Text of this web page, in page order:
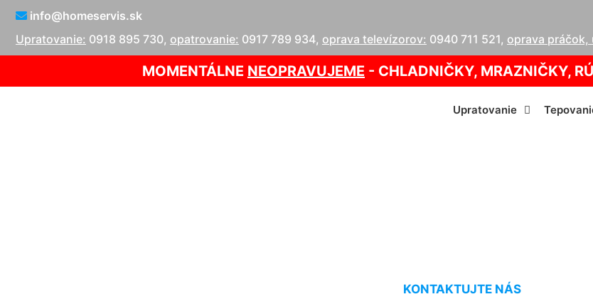
info@homeservis.sk
Upratovanie: 0918 895 730, opatrovanie: 0917 789 934, oprava televízorov: 0940 711 521, oprava práčok,
MOMENTÁLNE NEOPRAVUJEME - CHLADNIČKY, MRAZNIČKY,
Upratovanie
KONTAKTUJTE NÁS